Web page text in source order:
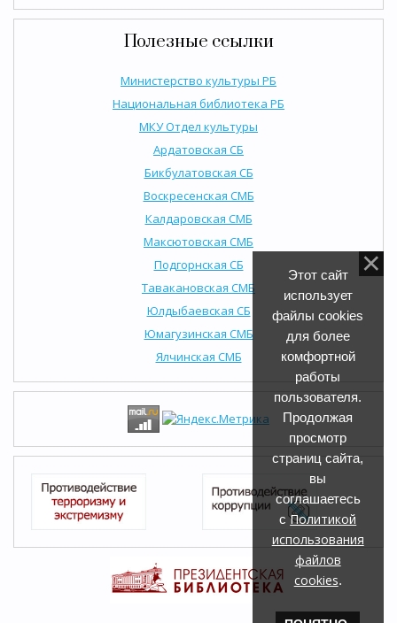
Полезные ссылки
Министерство культуры РБ
Национальная библиотека РБ
МКУ Отдел культуры
Ардатовская СБ
Бикбулатовская СБ
Воскресенская СМБ
Калдаровская СМБ
Максютовская СМБ
Подгорнская СБ
Тавакановская СМБ
Юлдыбаевская СБ
Юмагузинская СМБ
Ялчинская СМБ
Этот сайт
использует
файлы cookies
для более
комфортной
работы
пользователя.
Продолжая
просмотр
страниц сайта,
вы
соглашаетесь
сПолитикой
использования
файлов
cookies.